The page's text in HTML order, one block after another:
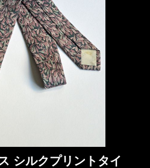
シルクプリントタイ